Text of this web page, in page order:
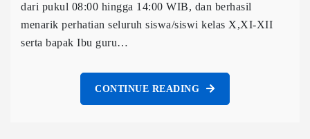
dari pukul 08:00 hingga 14:00 WIB, dan berhasil
menarik perhatian seluruh siswa/siswi kelas X,XI-XII
serta bapak Ibu guru…
CONTINUE READING